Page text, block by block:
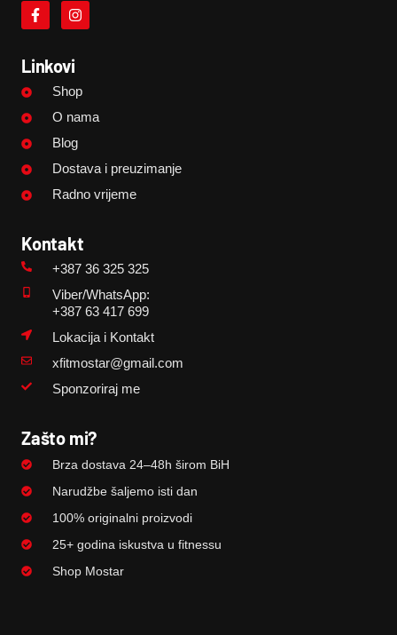
Linkovi
Shop
O nama
Blog
Dostava i preuzimanje
Radno vrijeme
Kontakt
+387 36 325 325
Viber/WhatsApp:
+387 63 417 699
Lokacija i Kontakt
xfitmostar@gmail.com
Sponzoriraj me
Zašto mi?
Brza dostava 24–48h širom BiH
Narudžbe šaljemo isti dan
100% originalni proizvodi
25+ godina iskustva u fitnessu
Shop Mostar